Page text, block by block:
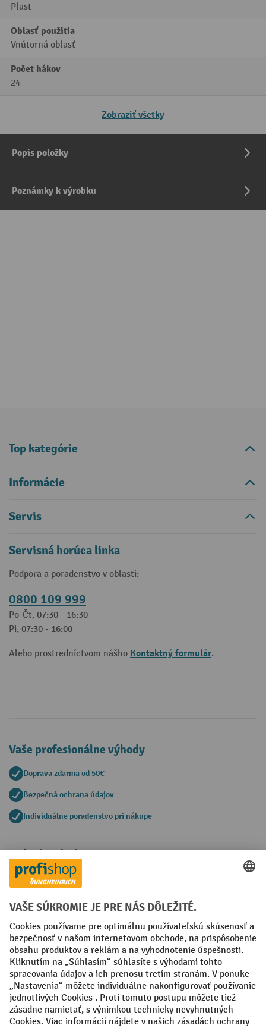
Plast
Oblasť použitia
Vnútorná oblasť
Počet hákov
24
Zobraziť všetky
Popis položky
Poznámky k výrobku
Top kategórie
Informácie
Servis
Servisná horúca linka
Podpora a poradenstvo v oblasti:
0800 109 999
Po-Čt, 07:30 - 16:30
Pi, 07:30 - 16:00
Alebo prostredníctvom nášho Kontaktný formulár.
Vaše profesionálne výhody
Doprava zdarma od 50€
Bezpečná ochrana údajov
Individuálne poradenstvo pri nákupe
Spôsoby platby
Creditcard (Master)Creditcard (Visa)
Faktúra Predplatba
Sociálne siete
Facebook
YouTube
LinkedIn